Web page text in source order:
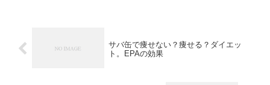
サバ缶で痩せない？痩せる？ダイエッ
ト。EPAの効果